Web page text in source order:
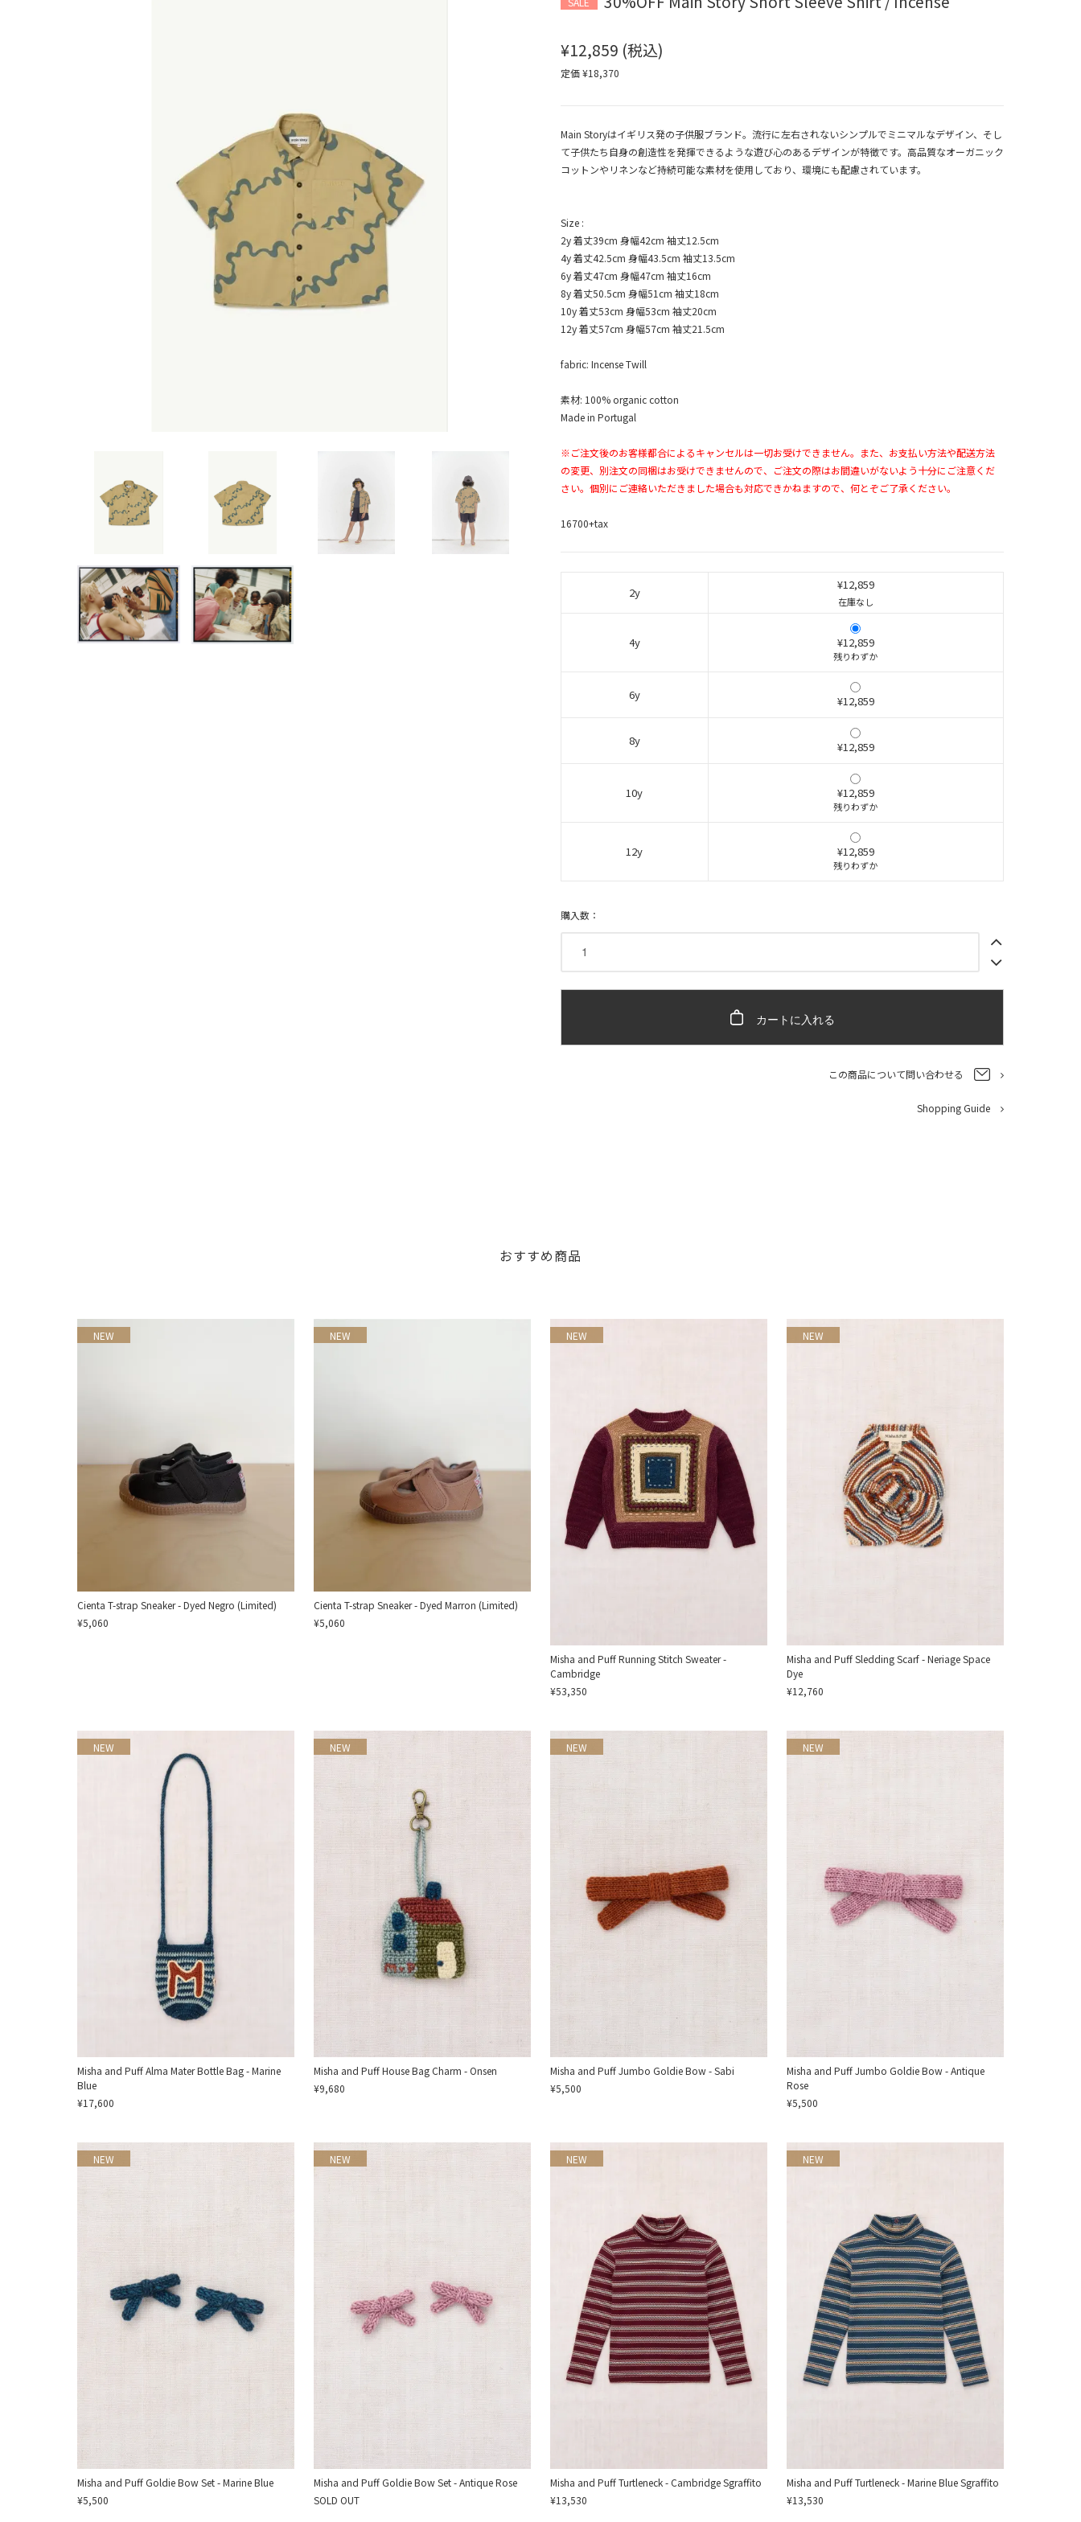
¥12,859 (税込)
定価 ¥18,370
Main Storyはイギリス発の子供服ブランド。流行に左右されないシンプルでミニマルなデザイン、そし
て子供たち自身の創造性を発揮できるような遊び心のあるデザインが特徴です。高品質なオーガニック
コットンやリネンなど持続可能な素材を使用しており、環境にも配慮されています。
Size :
2y 着丈39cm 身幅42cm 袖丈12.5cm
4y 着丈42.5cm 身幅43.5cm 袖丈13.5cm
6y 着丈47cm 身幅47cm 袖丈16cm
8y 着丈50.5cm 身幅51cm 袖丈18cm
10y 着丈53cm 身幅53cm 袖丈20cm
12y 着丈57cm 身幅57cm 袖丈21.5cm
fabric: Incense Twill
素材: 100% organic cotton
Made in Portugal
※ご注文後のお客様都合によるキャンセルは一切お受けできません。また、お支払い方法や配送方法
の変更、別注文の同梱はお受けできませんので、ご注文の際はお間違いがないよう十分にご注意くだ
さい。個別にご連絡いただきました場合も対応できかねますので、何とぞご了承ください。
16700+tax
2y
¥12,859
在庫なし
4y ¥12,859
残りわずか
6y ¥12,859
8y ¥12,859
10y ¥12,859
残りわずか
12y ¥12,859
残りわずか
購入数：
カートに入れる
この商品について問い合わせる
Shopping Guide
おすすめ商品
NEW
Cienta T-strap Sneaker - Dyed Negro (Limited)
¥5,060
NEW
Cienta T-strap Sneaker - Dyed Marron (Limited)
¥5,060
NEW
Misha and Puff Running Stitch Sweater -
Cambridge
¥53,350
NEW
Misha and Puff Sledding Scarf - Neriage Space
Dye
¥12,760
NEW
Misha and Puff Alma Mater Bottle Bag - Marine
Blue
¥17,600
NEW
Misha and Puff House Bag Charm - Onsen
¥9,680
NEW
Misha and Puff Jumbo Goldie Bow - Sabi
¥5,500
NEW
Misha and Puff Jumbo Goldie Bow - Antique
Rose
¥5,500
NEW
Misha and Puff Goldie Bow Set - Marine Blue
¥5,500
NEW
Misha and Puff Goldie Bow Set - Antique Rose
SOLD OUT
NEW
Misha and Puff Turtleneck - Cambridge Sgraffito
¥13,530
NEW
Misha and Puff Turtleneck - Marine Blue Sgraffito
¥13,530